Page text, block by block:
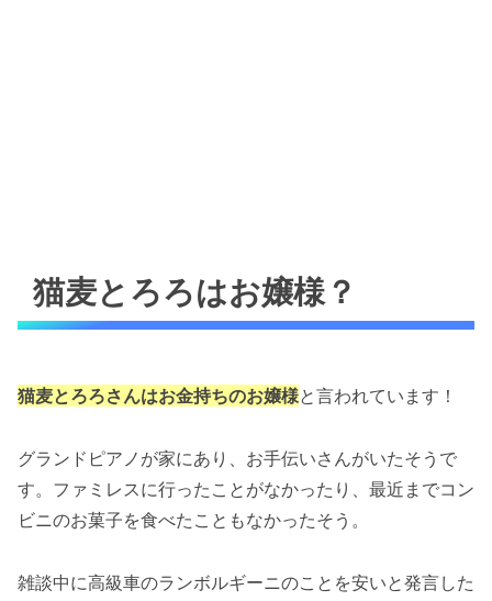
猫麦とろろはお嬢様？
猫麦とろろさんはお金持ちのお嬢様と言われています！
グランドピアノが家にあり、お手伝いさんがいたそうで
す。ファミレスに行ったことがなかったり、最近までコン
ビニのお菓子を食べたこともなかったそう。
雑談中に高級車のランボルギーニのことを安いと発言した